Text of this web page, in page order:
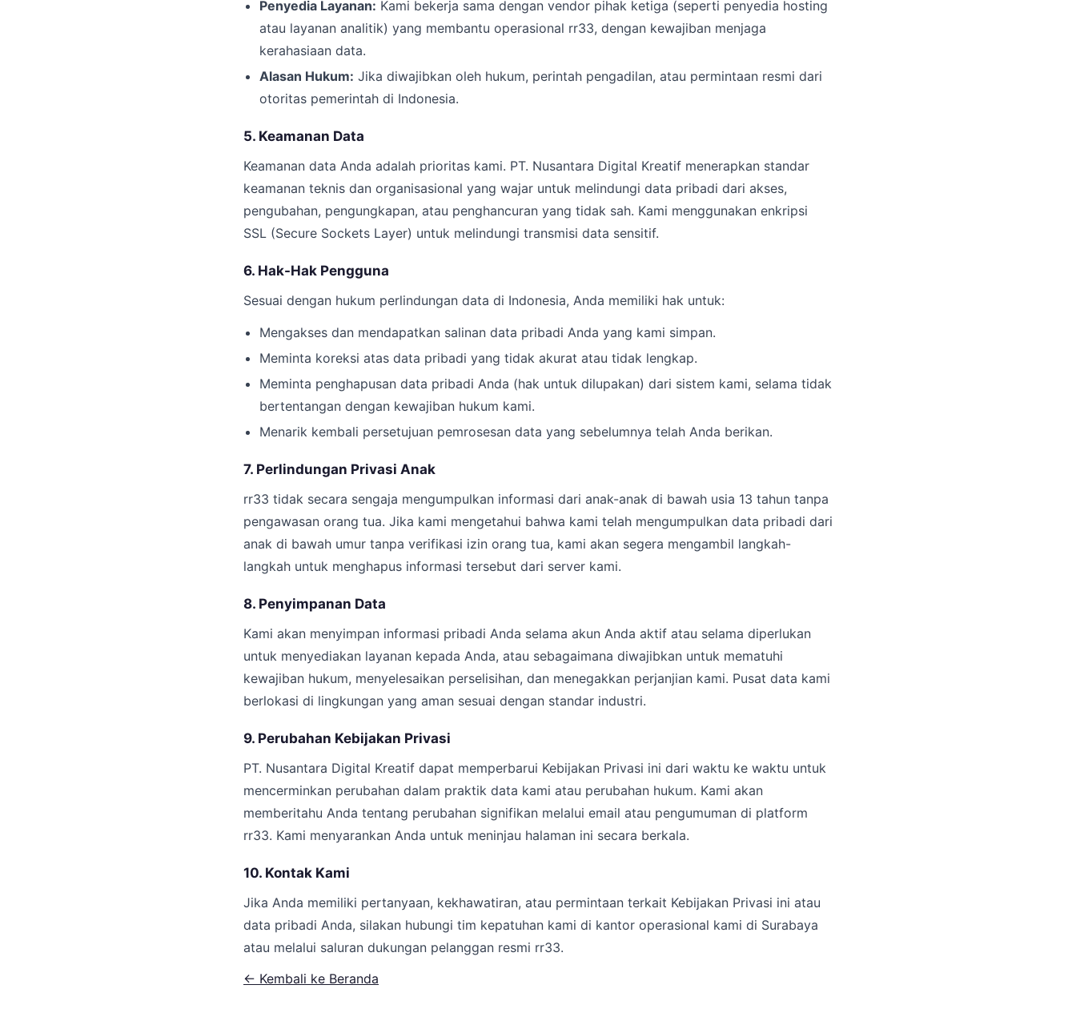
Penyedia Layanan: Kami bekerja sama dengan vendor pihak ketiga (seperti penyedia hosting
atau layanan analitik) yang membantu operasional rr33, dengan kewajiban menjaga
kerahasiaan data.
Alasan Hukum: Jika diwajibkan oleh hukum, perintah pengadilan, atau permintaan resmi dari
otoritas pemerintah di Indonesia.
5. Keamanan Data
Keamanan data Anda adalah prioritas kami. PT. Nusantara Digital Kreatif menerapkan standar
keamanan teknis dan organisasional yang wajar untuk melindungi data pribadi dari akses,
pengubahan, pengungkapan, atau penghancuran yang tidak sah. Kami menggunakan enkripsi
SSL (Secure Sockets Layer) untuk melindungi transmisi data sensitif.
6. Hak-Hak Pengguna
Sesuai dengan hukum perlindungan data di Indonesia, Anda memiliki hak untuk:
Mengakses dan mendapatkan salinan data pribadi Anda yang kami simpan.
Meminta koreksi atas data pribadi yang tidak akurat atau tidak lengkap.
Meminta penghapusan data pribadi Anda (hak untuk dilupakan) dari sistem kami, selama tidak
bertentangan dengan kewajiban hukum kami.
Menarik kembali persetujuan pemrosesan data yang sebelumnya telah Anda berikan.
7. Perlindungan Privasi Anak
rr33 tidak secara sengaja mengumpulkan informasi dari anak-anak di bawah usia 13 tahun tanpa
pengawasan orang tua. Jika kami mengetahui bahwa kami telah mengumpulkan data pribadi dari
anak di bawah umur tanpa verifikasi izin orang tua, kami akan segera mengambil langkah-
langkah untuk menghapus informasi tersebut dari server kami.
8. Penyimpanan Data
Kami akan menyimpan informasi pribadi Anda selama akun Anda aktif atau selama diperlukan
untuk menyediakan layanan kepada Anda, atau sebagaimana diwajibkan untuk mematuhi
kewajiban hukum, menyelesaikan perselisihan, dan menegakkan perjanjian kami. Pusat data kami
berlokasi di lingkungan yang aman sesuai dengan standar industri.
9. Perubahan Kebijakan Privasi
PT. Nusantara Digital Kreatif dapat memperbarui Kebijakan Privasi ini dari waktu ke waktu untuk
mencerminkan perubahan dalam praktik data kami atau perubahan hukum. Kami akan
memberitahu Anda tentang perubahan signifikan melalui email atau pengumuman di platform
rr33. Kami menyarankan Anda untuk meninjau halaman ini secara berkala.
10. Kontak Kami
Jika Anda memiliki pertanyaan, kekhawatiran, atau permintaan terkait Kebijakan Privasi ini atau
data pribadi Anda, silakan hubungi tim kepatuhan kami di kantor operasional kami di Surabaya
atau melalui saluran dukungan pelanggan resmi rr33.
← Kembali ke Beranda